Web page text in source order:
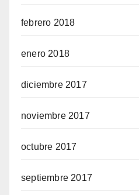
febrero 2018
enero 2018
diciembre 2017
noviembre 2017
octubre 2017
septiembre 2017